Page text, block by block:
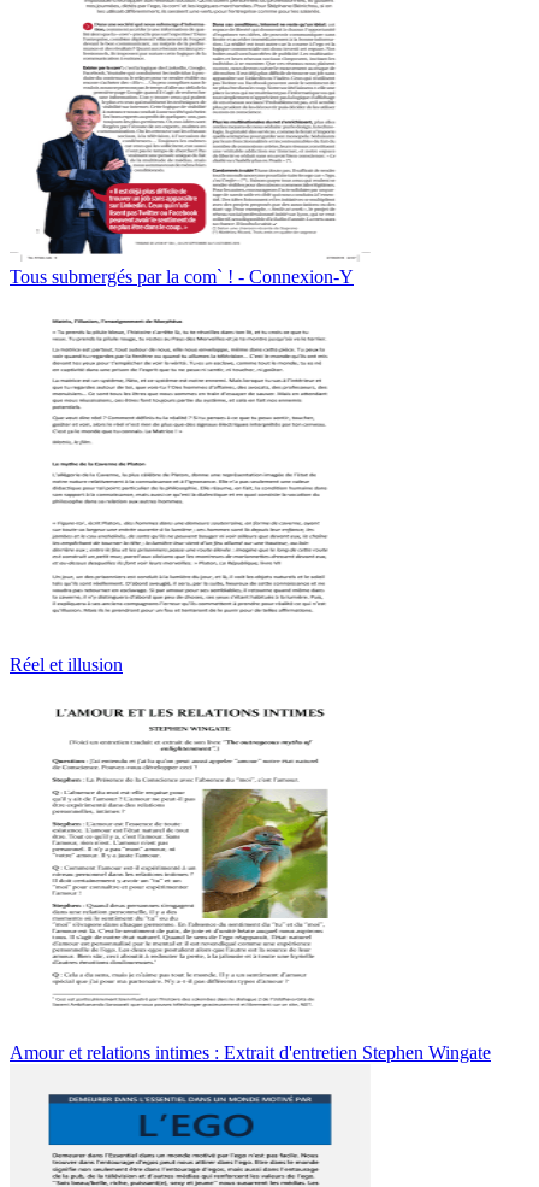
Tous submergés par la com` ! - Connexion-Y
Réel et illusion
Amour et relations intimes : Extrait d'entretien Stephen Wingate